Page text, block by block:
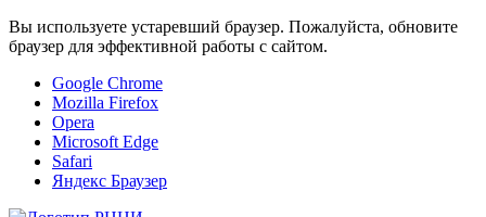
Вы используете устаревший браузер. Пожалуйста, обновите
браузер для эффективной работы с сайтом.
Google Chrome
Mozilla Firefox
Opera
Microsoft Edge
Safari
Яндекс Браузер